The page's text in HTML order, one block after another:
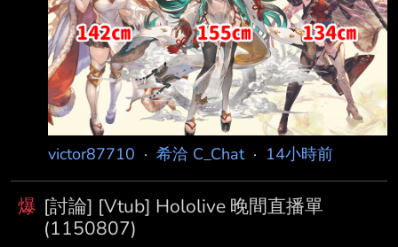
victor87710 · 希洽 C_Chat· 14小時前
爆 [討論] [Vtub] Hololive 晚間直播單
(1150807)